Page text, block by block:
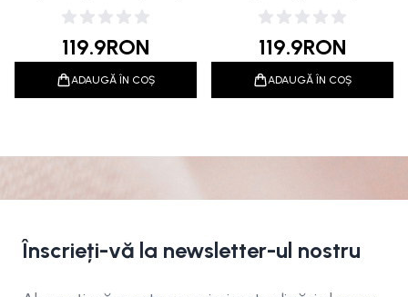
Tan 40ml
119.9RON
ADAUGĂ ÎN COȘ
Medium Tan 40ml
119.9RON
ADAUGĂ ÎN COȘ
Înscrieți-vă la newsletter-ul nostru